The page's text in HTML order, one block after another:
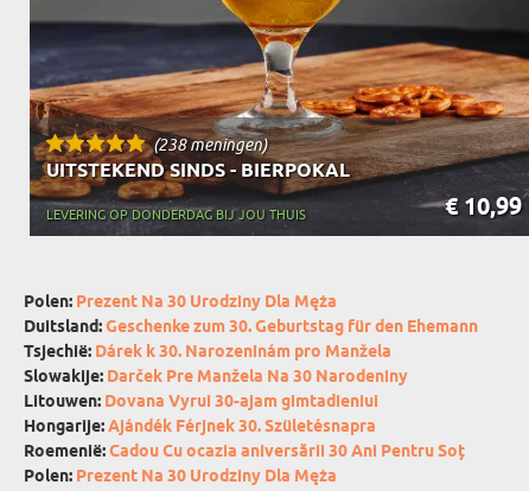
(238 meningen)
UITSTEKEND SINDS - BIERPOKAL
€ 10,99
LEVERING OP DONDERDAG BIJ JOU THUIS
Polen: Prezent Na 30 Urodziny Dla Męża
Duitsland:Geschenke zum 30. Geburtstag für den Ehemann
Tsjechië: Dárek k 30. Narozeninám pro Manžela
Slowakije: Darček Pre Manžela Na 30 Narodeniny
Litouwen: Dovana Vyrui 30-ajam gimtadieniui
Hongarije:Ajándék Férjnek 30. Születésnapra
Roemenië:Cadou Cu ocazia aniversării 30 Ani Pentru Soț
Polen: Prezent Na 30 Urodziny Dla Męża